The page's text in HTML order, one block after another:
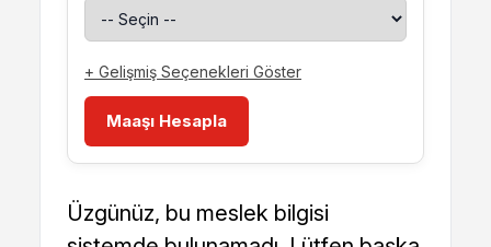
+ Gelişmiş Seçenekleri Göster
Maaşı Hesapla
Üzgünüz, bu meslek bilgisi